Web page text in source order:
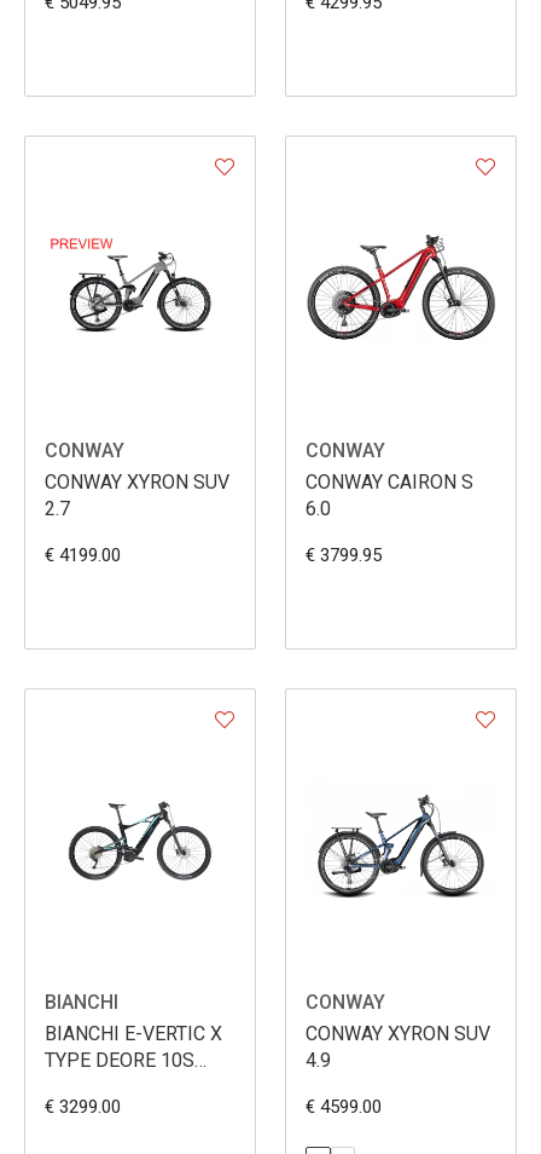
CONWAY
CONWAY XYRON SUV
2.7
€ 4199.00
CONWAY
CONWAY CAIRON S
6.0
€ 3799.95
BIANCHI
BIANCHI E-VERTIC X
TYPE DEORE 10S
€ 3299.00
CONWAY
CONWAY XYRON SUV
4.9
€ 4599.00